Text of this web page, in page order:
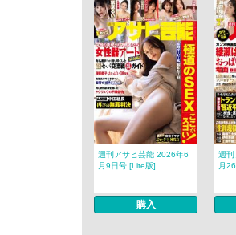
週刊アサヒ芸能 2026年6
月9日号 [Lite版]
購入
週
月